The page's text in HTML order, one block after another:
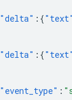
"delta" :{"text"
"delta" :{"text"
"event_type" :